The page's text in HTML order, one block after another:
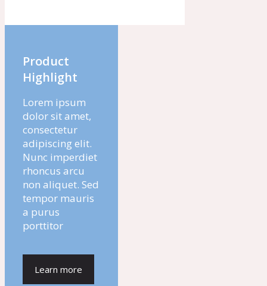
Product
Highlight
Lorem ipsum
dolor sit amet,
consectetur
adipiscing elit.
Nunc imperdiet
rhoncus arcu
non aliquet. Sed
tempor mauris
a purus
porttitor
Learn more